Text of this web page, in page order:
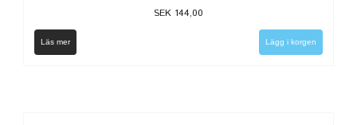
SEK 144,00
Läs mer